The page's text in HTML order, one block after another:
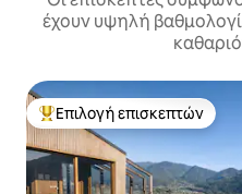
έχουν υψηλή
Κορυφαία επιλογή
Επιλογή επισκεπτών